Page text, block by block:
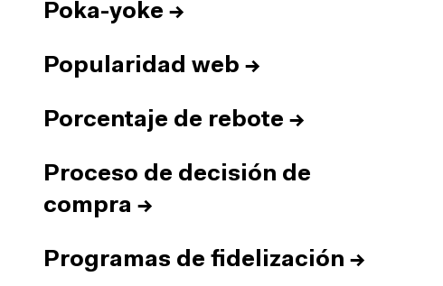
Poka-yoke →
Popularidad web →
Porcentaje de rebote →
Proceso de decisión de
compra →
Programas de fidelización →